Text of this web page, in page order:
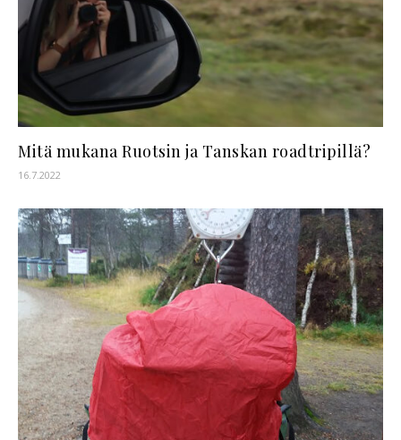
Mitä mukana Ruotsin ja Tanskan roadtripillä?
16.7.2022